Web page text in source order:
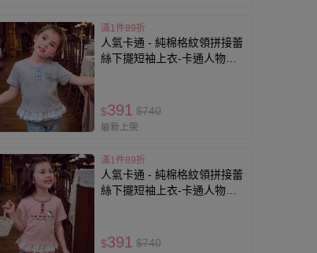
滿1件89折
人氣卡通 - 純棉格紋領拼接蕾
絲下擺短袖上衣-卡通人物
$391 $740
最新上架
滿1件89折
人氣卡通 - 純棉格紋領拼接蕾
絲下擺短袖上衣-卡通人物
$391 $740